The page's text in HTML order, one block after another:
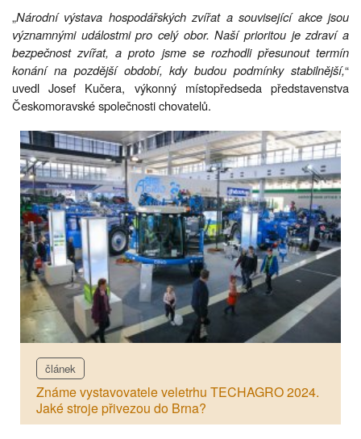
„Národní výstava hospodářských zvířat a související akce jsou
významnými událostmi pro celý obor. Naší prioritou je zdraví a
bezpečnost zvířat, a proto jsme se rozhodli přesunout termín
konání na pozdější období, kdy budou podmínky stabilnější,“
uvedl Josef Kučera, výkonný místopředseda představenstva
Českomoravské společnosti chovatelů.
článek
Známe vystavovatele veletrhu TECHAGRO 2024.
Jaké stroje přivezou do Brna?